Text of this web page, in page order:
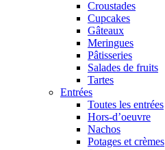
Croustades
Cupcakes
Gâteaux
Meringues
Pâtisseries
Salades de fruits
Tartes
Entrées
Toutes les entrées
Hors-d’oeuvre
Nachos
Potages et crèmes